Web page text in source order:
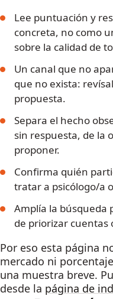
Lee puntuación y
concreta, no como
sobre la calidad de
Un canal que no
que no exista:
propuesta.
Separa el hecho
sin respuesta, de la
proponer.
Confirma quién
tratar a psicólogo/a
Amplía la búsqueda
de priorizar cuentas
Por eso esta página
mercado ni
una muestra breve.
desde la página de